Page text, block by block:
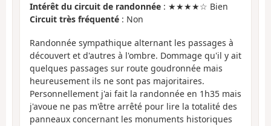
Intérêt du circuit de randonnée : ★★★★☆ Bien
Circuit très fréquenté : Non
Randonnée sympathique alternant les passages à
découvert et d'autres à l'ombre. Dommage qu'il y ait
quelques passages sur route goudronnée mais
heureusement ils ne sont pas majoritaires.
Personnellement j'ai fait la randonnée en 1h35 mais
j'avoue ne pas m'être arrêté pour lire la totalité des
panneaux concernant les monuments historiques